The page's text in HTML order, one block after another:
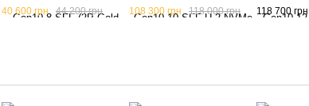
)
40 600 грн 44 200 грн
SR 533FLR-T )
108 300 грн 118 000 грн
SR
118 700 грн